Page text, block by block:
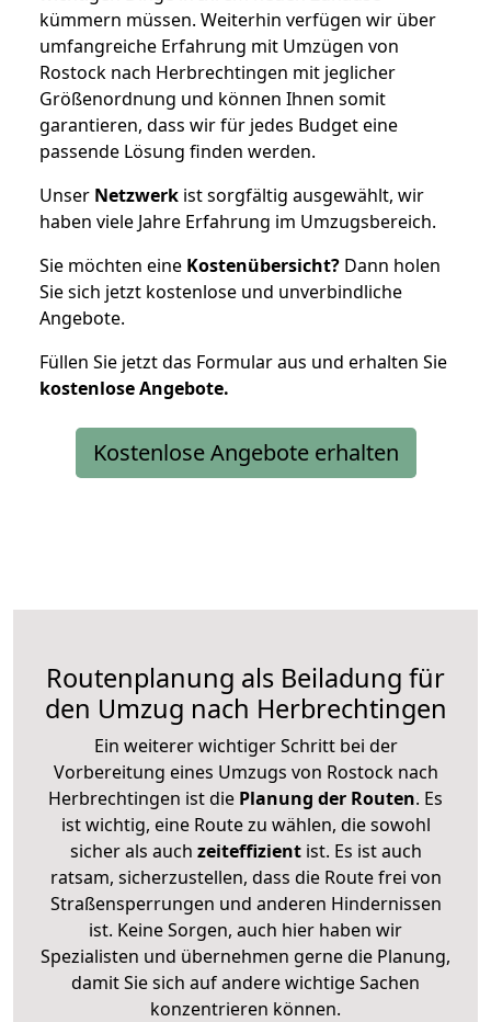
kümmern müssen. Weiterhin verfügen wir über
umfangreiche Erfahrung mit Umzügen von
Rostock nach Herbrechtingen mit jeglicher
Größenordnung und können Ihnen somit
garantieren, dass wir für jedes Budget eine
passende Lösung finden werden.
Unser Netzwerk ist sorgfältig ausgewählt, wir
haben viele Jahre Erfahrung im Umzugsbereich.
Sie möchten eine Kostenübersicht? Dann holen
Sie sich jetzt kostenlose und unverbindliche
Angebote.
Füllen Sie jetzt das Formular aus und erhalten Sie
kostenloseAngebote.
Kostenlose Angebote erhalten
Routenplanung als Beiladung für
den Umzug nach Herbrechtingen
Ein weiterer wichtiger Schritt bei der
Vorbereitung eines Umzugs von Rostock nach
Herbrechtingen ist die Planung der Routen. Es
ist wichtig, eine Route zu wählen, die sowohl
sicher als auch zeiteffizientist. Es ist auch
ratsam, sicherzustellen, dass die Route frei von
Straßensperrungen und anderen Hindernissen
ist. Keine Sorgen, auch hier haben wir
Spezialisten und übernehmen gerne die Planung,
damit Sie sich auf andere wichtige Sachen
konzentrieren können.